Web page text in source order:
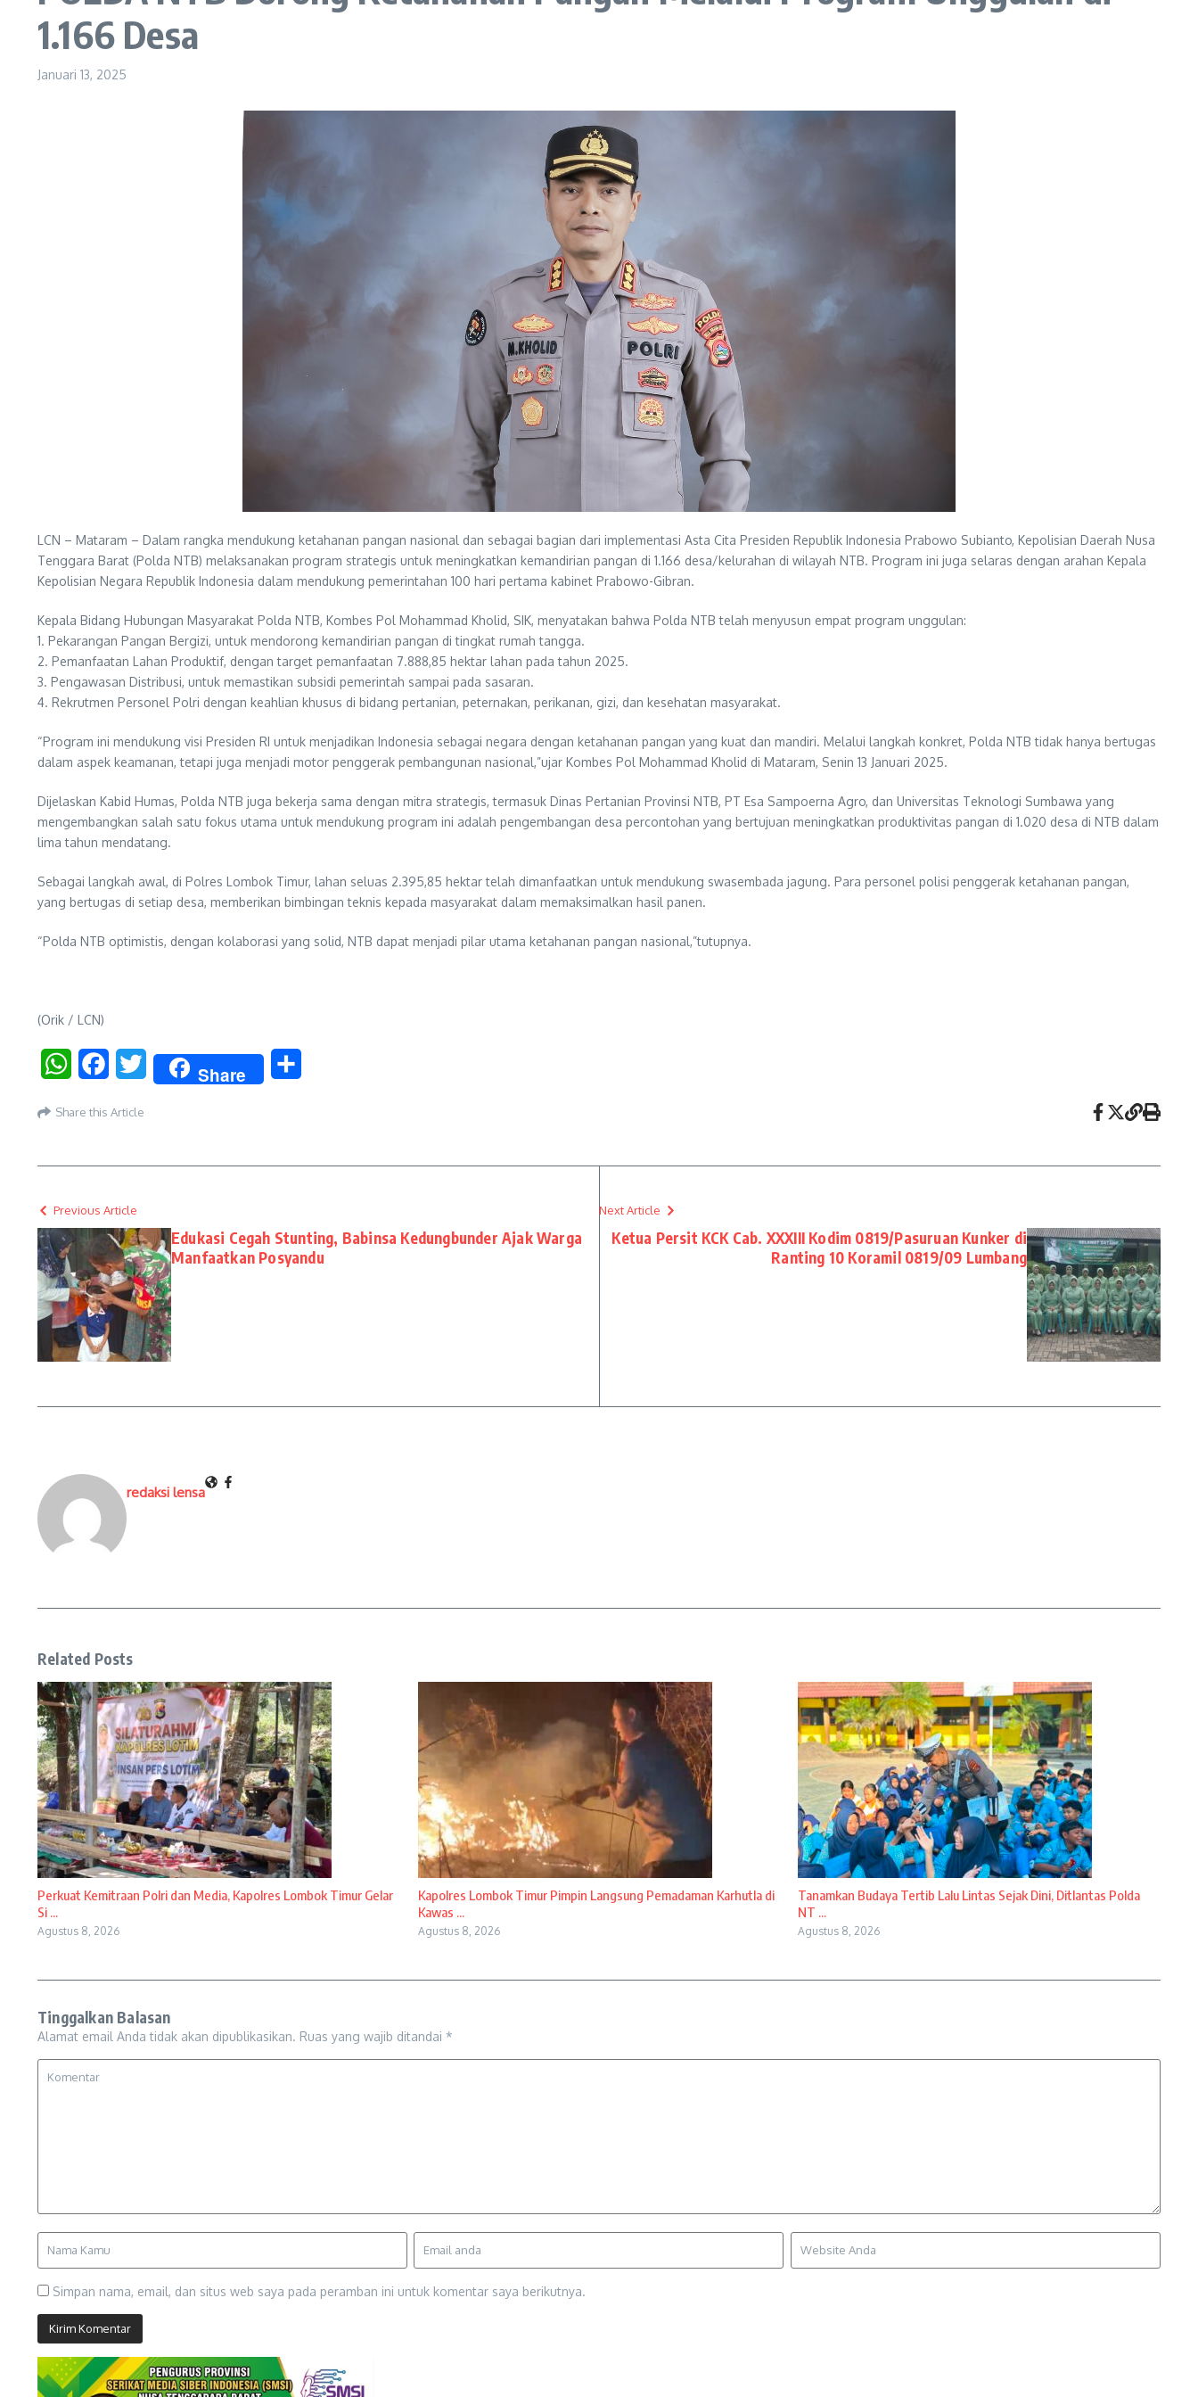
1.166 Desa
Januari 13, 2025
LCN – Mataram – Dalam rangka mendukung ketahanan pangan nasional dan sebagai bagian dari implementasi Asta Cita Presiden Republik Indonesia Prabowo Subianto, Kepolisian Daerah Nusa
Tenggara Barat (Polda NTB) melaksanakan program strategis untuk meningkatkan kemandirian pangan di 1.166 desa/kelurahan di wilayah NTB. Program ini juga selaras dengan arahan Kepala
Kepolisian Negara Republik Indonesia dalam mendukung pemerintahan 100 hari pertama kabinet Prabowo-Gibran.
Kepala Bidang Hubungan Masyarakat Polda NTB, Kombes Pol Mohammad Kholid, SIK, menyatakan bahwa Polda NTB telah menyusun empat program unggulan:
1. Pekarangan Pangan Bergizi, untuk mendorong kemandirian pangan di tingkat rumah tangga.
2. Pemanfaatan Lahan Produktif, dengan target pemanfaatan 7.888,85 hektar lahan pada tahun 2025.
3. Pengawasan Distribusi, untuk memastikan subsidi pemerintah sampai pada sasaran.
4. Rekrutmen Personel Polri dengan keahlian khusus di bidang pertanian, peternakan, perikanan, gizi, dan kesehatan masyarakat.
“Program ini mendukung visi Presiden RI untuk menjadikan Indonesia sebagai negara dengan ketahanan pangan yang kuat dan mandiri. Melalui langkah konkret, Polda NTB tidak hanya bertugas
dalam aspek keamanan, tetapi juga menjadi motor penggerak pembangunan nasional,”ujar Kombes Pol Mohammad Kholid di Mataram, Senin 13 Januari 2025.
Dijelaskan Kabid Humas, Polda NTB juga bekerja sama dengan mitra strategis, termasuk Dinas Pertanian Provinsi NTB, PT Esa Sampoerna Agro, dan Universitas Teknologi Sumbawa yang
mengembangkan salah satu fokus utama untuk mendukung program ini adalah pengembangan desa percontohan yang bertujuan meningkatkan produktivitas pangan di 1.020 desa di NTB dalam
lima tahun mendatang.
Sebagai langkah awal, di Polres Lombok Timur, lahan seluas 2.395,85 hektar telah dimanfaatkan untuk mendukung swasembada jagung. Para personel polisi penggerak ketahanan pangan,
yang bertugas di setiap desa, memberikan bimbingan teknis kepada masyarakat dalam memaksimalkan hasil panen.
“Polda NTB optimistis, dengan kolaborasi yang solid, NTB dapat menjadi pilar utama ketahanan pangan nasional,”tutupnya.
(Orik / LCN)
WhatsAppFacebookTwitter Share
Share this Article
Previous Article
Edukasi Cegah Stunting, Babinsa Kedungbunder Ajak Warga
Manfaatkan Posyandu
Next Article
Ketua Persit KCK Cab. XXXIII Kodim 0819/Pasuruan Kunker di
Ranting 10 Koramil 0819/09 Lumbang
redaksi lensa
Related Posts
Perkuat Kemitraan Polri dan Media, Kapolres Lombok Timur Gelar
Si ...
Agustus 8, 2026
Kapolres Lombok Timur Pimpin Langsung Pemadaman Karhutla di
Kawas ...
Agustus 8, 2026
Tanamkan Budaya Tertib Lalu Lintas Sejak Dini, Ditlantas Polda
NT ...
Agustus 8, 2026
Tinggalkan Balasan
Alamat email Anda tidak akan dipublikasikan. Ruas yang wajib ditandai *
Simpan nama, email, dan situs web saya pada peramban ini untuk komentar saya berikutnya.